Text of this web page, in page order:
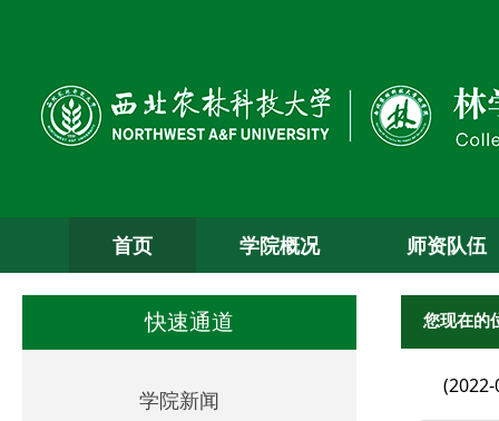
首页 学院概况 师资队伍
快速通道
学院新闻
您现在的